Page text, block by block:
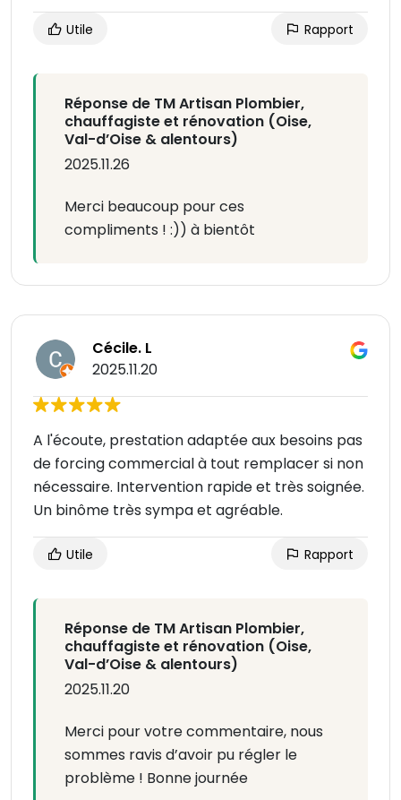
Utile Rapport
Réponse de TM Artisan Plombier,
chauffagiste et rénovation (Oise,
Val-d’Oise & alentours)
2025.11.26
Merci beaucoup pour ces
compliments ! :)) à bientôt
Cécile. L
2025.11.20
A l'écoute, prestation adaptée aux besoins pas
de forcing commercial à tout remplacer si non
nécessaire. Intervention rapide et très soignée.
Un binôme très sympa et agréable.
Utile Rapport
Réponse de TM Artisan Plombier,
chauffagiste et rénovation (Oise,
Val-d’Oise & alentours)
2025.11.20
Merci pour votre commentaire, nous
sommes ravis d’avoir pu régler le
problème ! Bonne journée